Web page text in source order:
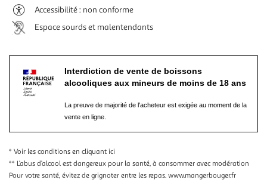
Accessibilité : non conforme
Espace sourds et malentendants
Interdiction de vente de boissons
alcooliques aux mineurs de moins de 18 ans
La preuve de majorité de l'acheteur est exigée au moment de la
vente en ligne.
* Voir les conditions en cliquant ici
** L’abus d’alcool est dangereux pour la santé, à consommer avec modération
Pour votre santé, évitez de grignoter entre les repas. www.mangerbouger.fr